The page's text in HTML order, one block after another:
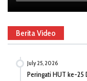
Berita Video
July 25, 2026
Peringati HUT ke-25